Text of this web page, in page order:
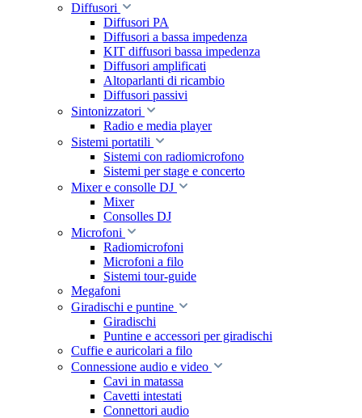
Diffusori
Diffusori PA
Diffusori a bassa impedenza
KIT diffusori bassa impedenza
Diffusori amplificati
Altoparlanti di ricambio
Diffusori passivi
Sintonizzatori
Radio e media player
Sistemi portatili
Sistemi con radiomicrofono
Sistemi per stage e concerto
Mixer e consolle DJ
Mixer
Consolles DJ
Microfoni
Radiomicrofoni
Microfoni a filo
Sistemi tour-guide
Megafoni
Giradischi e puntine
Giradischi
Puntine e accessori per giradischi
Cuffie e auricolari a filo
Connessione audio e video
Cavi in matassa
Cavetti intestati
Connettori audio